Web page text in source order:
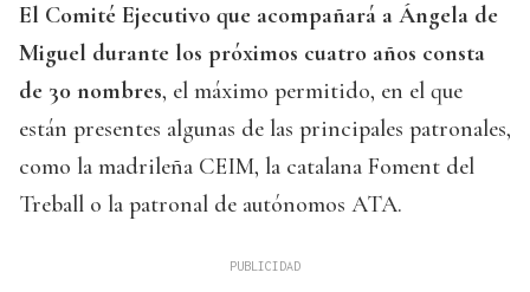
El Comité Ejecutivo que acompañará a Ángela de
Miguel durante los próximos cuatro años consta
de 30 nombres, el máximo permitido, en el que
están presentes algunas de las principales patronales,
como la madrileña CEIM, la catalana Foment del
Treball o la patronal de autónomos ATA.